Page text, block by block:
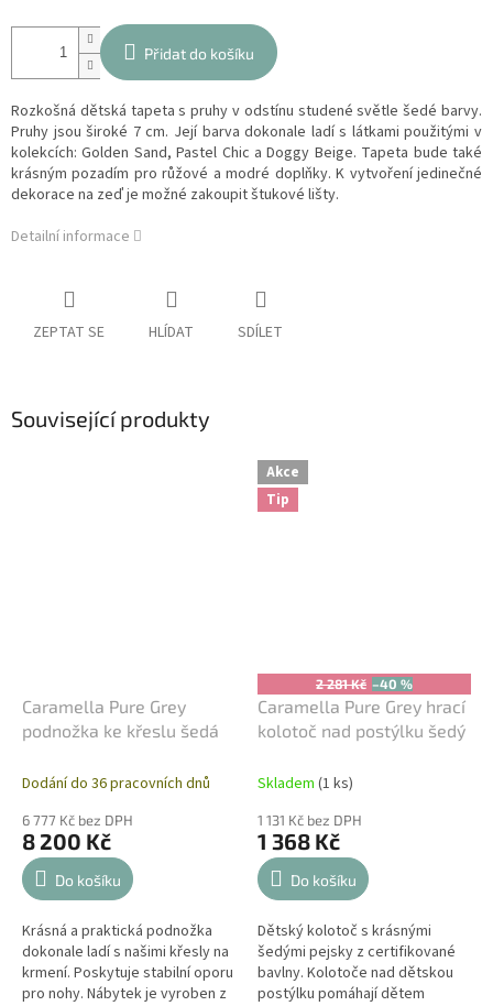
Přidat do košíku
Rozkošná dětská tapeta s pruhy v odstínu studené světle šedé barvy.
Pruhy jsou široké 7 cm. Její barva dokonale ladí s látkami použitými v
kolekcích: Golden Sand, Pastel Chic a Doggy Beige. Tapeta bude také
krásným pozadím pro růžové a modré doplňky. K vytvoření jedinečné
dekorace na zeď je možné zakoupit štukové lišty.
Detailní informace
ZEPTAT SE HLÍDAT SDÍLET
Související produkty
Caramella Pure Grey
podnožka ke křeslu šedá
Dodání do 36 pracovních dnů
6 777 Kč bez DPH
8 200 Kč
Do košíku
Krásná a praktická podnožka
dokonale ladí s našimi křesly na
krmení. Poskytuje stabilní oporu
pro nohy. Nábytek je vyroben z
Akce
Tip
2 281 Kč –40 %
Caramella Pure Grey hrací
kolotoč nad postýlku šedý
Skladem (1 ks)
1 131 Kč bez DPH
1 368 Kč
Do košíku
Dětský kolotoč s krásnými
šedými pejsky z certifikované
bavlny. Kolotoče nad dětskou
postýlku pomáhají dětem